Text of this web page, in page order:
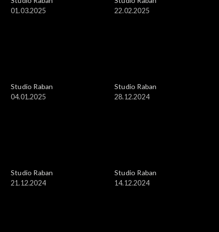
01.03.2025
22.02.2025
Studio Raban
04.01.2025
Studio Raban
28.12.2024
Studio Raban
21.12.2024
Studio Raban
14.12.2024